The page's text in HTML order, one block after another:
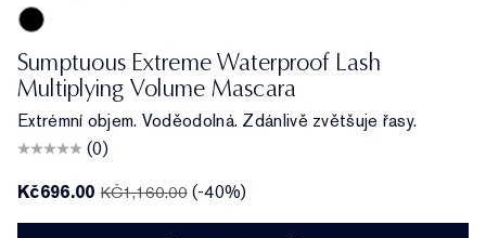
Sumptuous Extreme Waterproof Lash
Multiplying Volume Mascara
Extrémní objem. Voděodolná. Zdánlivě zvětšuje řasy.
(0)
Kč696.00KČ1,160.00 (-40%)